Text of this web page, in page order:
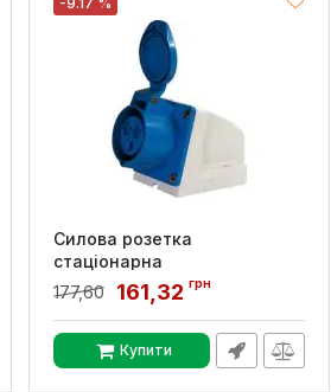
Силова розетка
стаціонарна
e.socket.pro.3.32, 3p, 220В,
32А, E.NEXT
Артикул:p012002
177,60 161,32 грн
Купити